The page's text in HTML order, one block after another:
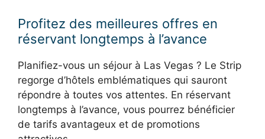
Profitez des meilleures offres en
réservant longtemps à l’avance
Planifiez-vous un séjour à Las Vegas ? Le Strip
regorge d’hôtels emblématiques qui sauront
répondre à toutes vos attentes. En réservant
longtemps à l’avance, vous pourrez bénéficier
de tarifs avantageux et de promotions